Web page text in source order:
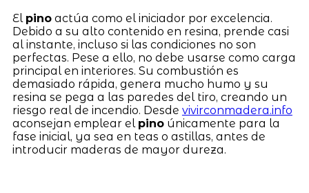
El pinoactúa como el iniciador por excelencia.
Debido a su alto contenido en resina, prende casi
al instante, incluso si las condiciones no son
perfectas. Pese a ello, no debe usarse como carga
principal en interiores. Su combustión es
demasiado rápida, genera mucho humo y su
resina se pega a las paredes del tiro, creando un
riesgo real de incendio. Desde vivirconmadera.info
aconsejan emplear el pinoúnicamente para la
fase inicial, ya sea en teas o astillas, antes de
introducir maderas de mayor dureza.